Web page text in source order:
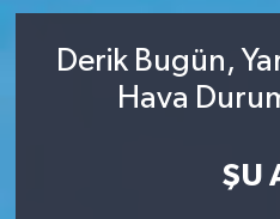
Derik Bugün,
Hava
ŞU
Son Dakika Haberleri
Haber Arşivi